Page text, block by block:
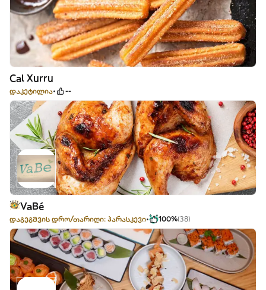
Cal Xurru
დაკეტილია --
VaBé
დაგეგმვის დრო/თარიღი: პარასკევი 100%(38)